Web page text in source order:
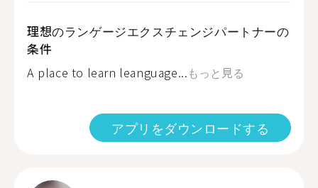
理想のランゲージエクスチェンジパートナーの
条件
A place to learn leanguage...もっと見る
アプリをダウンロードする